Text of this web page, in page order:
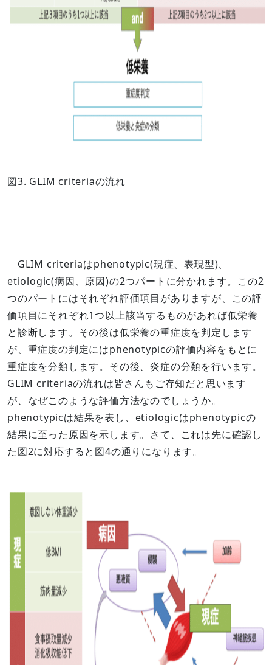
図3. GLIM criteriaの流れ
GLIM criteriaはphenotypic(現症、表現型)、
etiologic(病因、原因)の2つパートに分かれます。この2
つのパートにはそれぞれ評価項目がありますが、この評
価項目にそれぞれ1つ以上該当するものがあれば低栄養
と診断します。その後は低栄養の重症度を判定します
が、重症度の判定にはphenotypicの評価内容をもとに
重症度を分類します。その後、炎症の分類を行います。
GLIM criteriaの流れは皆さんもご存知だと思います
が、なぜこのような評価方法なのでしょうか。
phenotypicは結果を表し、etiologicはphenotypicの
結果に至った原因を示します。さて、これは先に確認し
た図2に対応すると図4の通りになります。